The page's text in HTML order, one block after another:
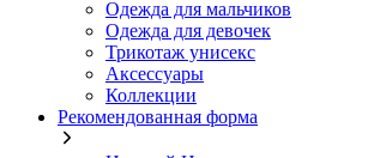
Одежда для мальчиков
Одежда для девочек
Трикотаж унисекс
Аксессуары
Коллекции
Рекомендованная форма